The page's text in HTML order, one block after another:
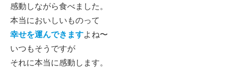
感動しながら食べました。
本当においしいものって
幸せを運んできますよね〜
いつもそうですが
それに本当に感動します。